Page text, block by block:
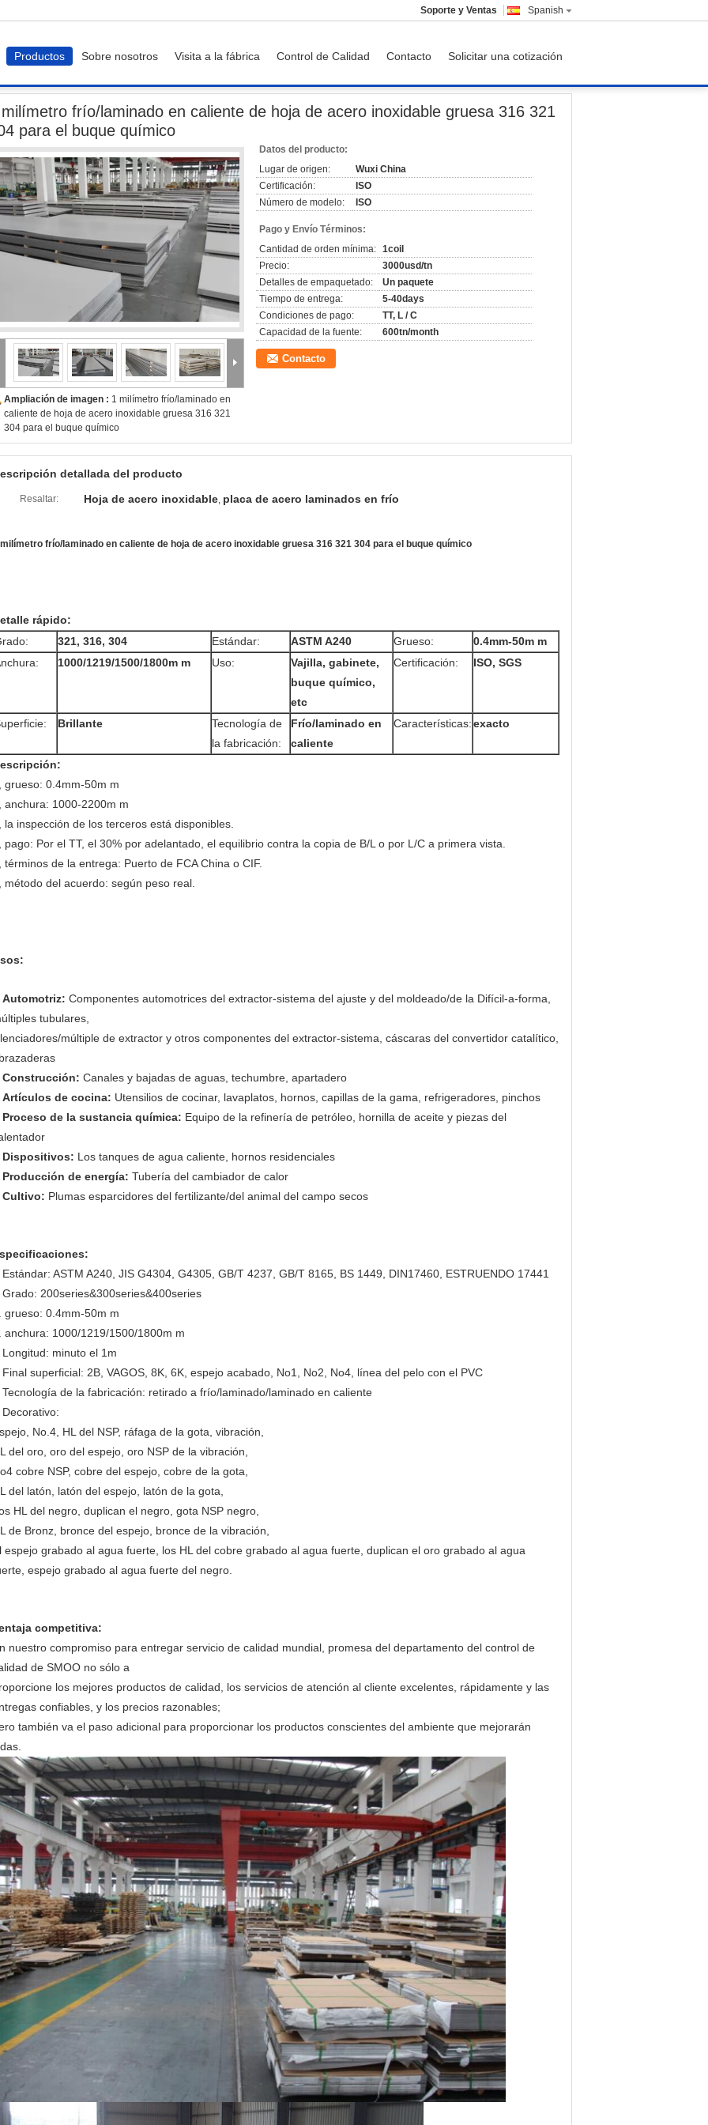
Spanish
Soporte y Ventas
Productos Sobre nosotros Visita a la fábrica Control de Calidad Contacto Solicitar una cotización
frío/laminado en caliente de hoja de acero inoxidable gruesa 316 321
para el buque químico
Ampliación de imagen : 1 milímetro frío/laminado en
caliente de hoja de acero inoxidable gruesa 316 321
304 para el buque químico
Datos del producto:
Lugar de origen:
Wuxi China
Certificación:
ISO
Número de modelo:
ISO
Pago y Envío Términos:
Cantidad de orden mínima: 1coil
Precio:
3000usd/tn
Detalles de empaquetado:
Un paquete
Tiempo de entrega:
5-40days
Condiciones de pago:
TT, L / C
Capacidad de la fuente:
600tn/month
Contacto
detallada del producto
Resaltar: Hoja de acero inoxidable, placa de acero laminados en frío
frío/laminado en caliente de hoja de acero inoxidable gruesa 316 321 304 para el buque químico
rápido:
321, 316, 304 Estándar: ASTM A240 Grueso:
0.4mm-50m m
1000/1219/1500/1800m m Uso:
Vajilla, gabinete,
buque químico,
etc
Certificación: ISO, SGS
Brillante
Tecnología de
la fabricación:
Frío/laminado en
caliente
Características:exacto
grueso: 0.4mm-50m m
anchura: 1000-2200m m
la inspección de los terceros está disponibles.
pago: Por el TT, el 30% por adelantado, el equilibrio contra la copia de B/L o por L/C a primera vista.
términos de la entrega: Puerto de FCA China o CIF.
método del acuerdo: según peso real.
Automotriz: Componentes automotrices del extractor-sistema del ajuste y del moldeado/de la Difícil-a-forma,
tubulares,
múltiple de extractor y otros componentes del extractor-sistema, cáscaras del convertidor catalítico,
Construcción: Canales y bajadas de aguas, techumbre, apartadero
Artículos de cocina: Utensilios de cocinar, lavaplatos, hornos, capillas de la gama, refrigeradores, pinchos
Proceso de la sustancia química: Equipo de la refinería de petróleo, hornilla de aceite y piezas del
Dispositivos: Los tanques de agua caliente, hornos residenciales
Producción de energía: Tubería del cambiador de calor
Cultivo: Plumas esparcidores del fertilizante/del animal del campo secos
Estándar: ASTM A240, JIS G4304, G4305, GB/T 4237, GB/T 8165, BS 1449, DIN17460, ESTRUENDO 17441
Grado: 200series&300series&400series
grueso: 0.4mm-50m m
anchura: 1000/1219/1500/1800m m
Longitud: minuto el 1m
Final superficial: 2B, VAGOS, 8K, 6K, espejo acabado, No1, No2, No4, línea del pelo con el PVC
Tecnología de la fabricación: retirado a frío/laminado/laminado en caliente
Decorativo:
No.4, HL del NSP, ráfaga de la gota, vibración,
del oro, oro del espejo, oro NSP de la vibración,
cobre NSP, cobre del espejo, cobre de la gota,
del latón, latón del espejo, latón de la gota,
HL del negro, duplican el negro, gota NSP negro,
de Bronz, bronce del espejo, bronce de la vibración,
espejo grabado al agua fuerte, los HL del cobre grabado al agua fuerte, duplican el oro grabado al agua
espejo grabado al agua fuerte del negro.
competitiva:
nuestro compromiso para entregar servicio de calidad mundial, promesa del departamento del control de
de SMOO no sólo a
los mejores productos de calidad, los servicios de atención al cliente excelentes, rápidamente y las
confiables, y los precios razonables;
también va el paso adicional para proporcionar los productos conscientes del ambiente que mejorarán